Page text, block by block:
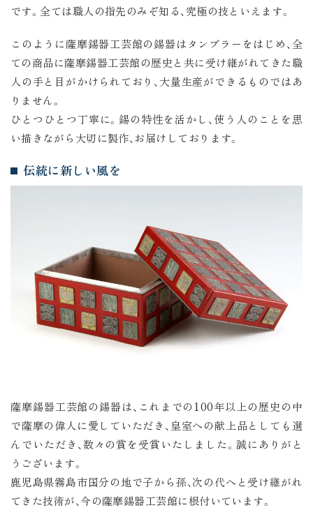
です。全ては職人の指先のみぞ知る、究極の技といえます。
このように薩摩錫器工芸館の錫器はタンブラーをはじめ、全
ての商品に薩摩錫器工芸館の歴史と共に受け継がれてきた職
人の手と目がかけられており、大量生産ができるものではあ
りません。
ひとつひとつ丁寧に。錫の特性を活かし、使う人のことを思
い描きながら大切に製作、お届けしております。
伝統に新しい風を
薩摩錫器工芸館の錫器は、これまでの100年以上の歴史の中
で薩摩の偉人に愛していただき、皇室への献上品としても選
んでいただき、数々の賞を受賞いたしました。誠にありがと
うございます。
鹿児島県霧島市国分の地で子から孫、次の代へと受け継がれ
てきた技術が、今の薩摩錫器工芸館に根付いています。